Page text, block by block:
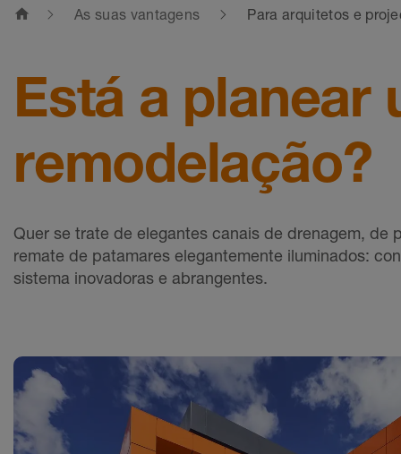
home As suas vantagens Para arquitetos e
Está a planear
remodelação?
Quer se trate de elegantes canais de drenagem,
remate de patamares elegantemente iluminados:
sistema inovadoras e abrangentes.